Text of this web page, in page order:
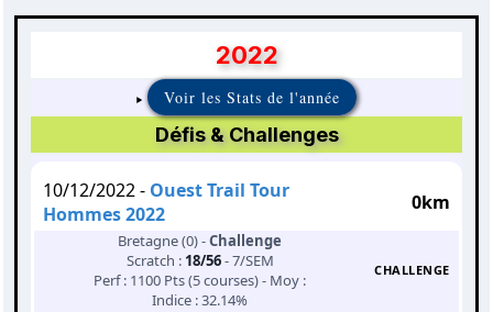
2022
Voir les Stats de l'année
Défis & Challenges
10/12/2022 - Ouest Trail Tour
Hommes 2022
0km
Bretagne (0) -Challenge
Scratch : 18/56- 7/SEM
Perf : 1100 Pts (5 courses) - Moy :
Indice : 32.14%
CHALLENGE